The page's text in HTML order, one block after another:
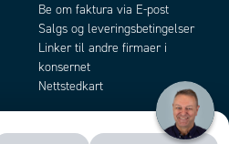
Be om faktura via E-post
Salgs og leveringsbetingelser
Linker til andre firmaer i
konsernet
Nettstedkart